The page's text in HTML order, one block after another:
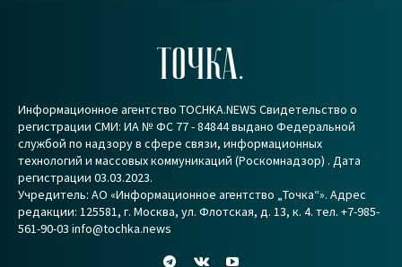
ТОЧКА.
Информационное агентство TOCHKA.NEWS Свидетельство о
регистрации СМИ: ИА № ФС 77 - 84844 выдано Федеральной
службой по надзору в сфере связи, информационных
технологий и массовых коммуникаций (Роскомнадзор) . Дата
регистрации 03.03.2023.
Учредитель: АО «Информационное агентство „Точка“». Адрес
редакции: 125581, г. Москва, ул. Флотская, д. 13, к. 4. тел. +7-985-
561-90-03 info@tochka.news